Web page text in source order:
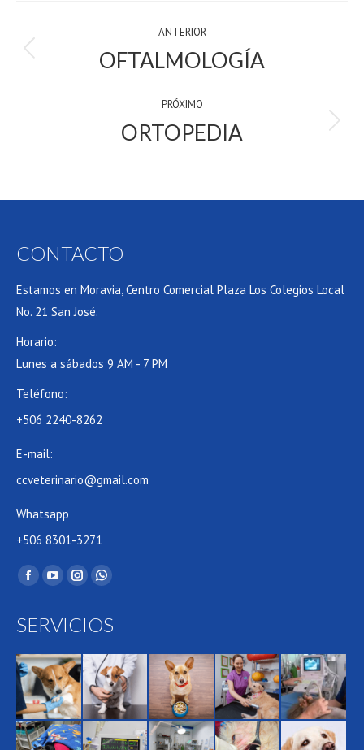
NAVIGATION
ANTERIOR
anterior
OFTALMOLOGÍA
PRÓXIMO
próximo:
ORTOPEDIA
CONTACTO
Estamos en Moravia, Centro Comercial Plaza Los Colegios Local
No. 21 San José.
Horario:
Lunes a sábados 9 AM - 7 PM
Teléfono:
+506 2240-8262
E-mail:
ccveterinario@gmail.com
Whatsapp
+506 8301-3271
Find us on:
Facebook
opens
new
window
YouTube
opens
new
window
Instagram
opens
new
window
Whatsapp
opens
new
window
SERVICIOS